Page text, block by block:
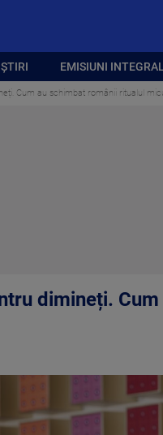
EMISIUNI
Cum au schimbat românii ritualul
dimineți.